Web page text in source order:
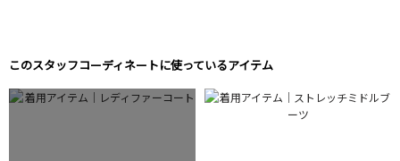
このスタッフコーディネートに使っているアイテム